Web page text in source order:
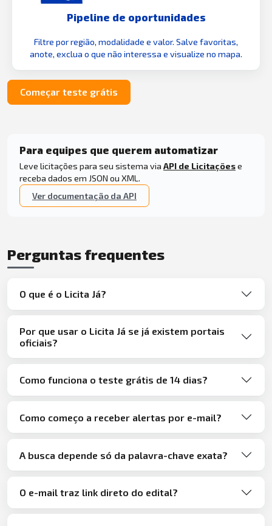
Pipeline de oportunidades
Filtre por região, modalidade e valor. Salve favoritas,
anote, exclua o que não interessa e visualize no mapa.
Começar teste grátis
Para equipes que querem automatizar
Leve licitações para seu sistema via API de Licitaçõese
receba dados em JSON ou XML.
Ver documentação da API
Perguntas frequentes
O que é o Licita Já?
Por que usar o Licita Já se já existem portais
oficiais?
Como funciona o teste grátis de 14 dias?
Como começo a receber alertas por e-mail?
A busca depende só da palavra-chave exata?
O e-mail traz link direto do edital?